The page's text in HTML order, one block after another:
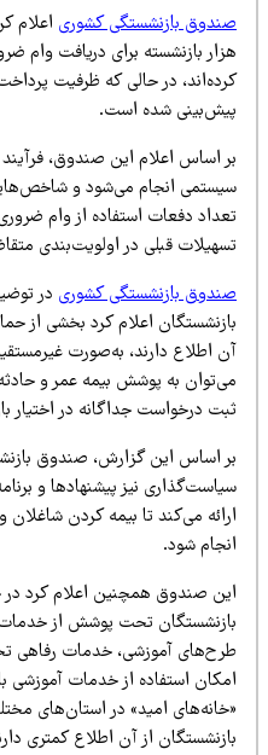
بازنشستگی کشوری
شده است.
اساس اعلام این صندوق، فرآیند
انجام می‌شود و شاخص‌هایی از
دفعات استفاده از وام ضروری در
قبلی در اولویت‌بندی متقاضیان
بازنشستگی کشوریدر توضیح
اعلام کرد بخشی از
اطلاع دارند، به‌صورت غیرمستقیم
به پوشش بیمه عمر و حادثه پایه
درخواست جداگانه در اختیار
اساس این گزارش، صندوق
نیز پیشنهادها و برنامه‌های
می‌کند تا بیمه کردن شاغلان و
شود.
تحت پوشش از خدمات
آموزشی، خدمات رفاهی تخفیفی
استفاده از خدمات آموزشی با
امید» در استان‌های مختلف
از آن اطلاع کمتری دارند.